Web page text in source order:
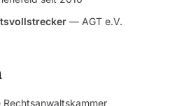
— AGT e.V.